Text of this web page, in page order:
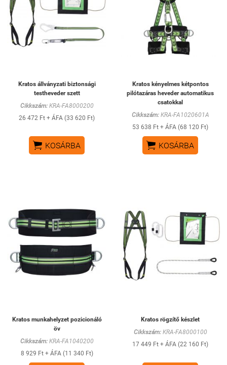
Kratos állványzati biztonsági
testheveder szett
Cikkszám:KRA-FA8000200
26 472 Ft + ÁFA (33 620 Ft)
 KOSÁRBA
Kratos kényelmes kétpontos
pilótazáras heveder automatikus
csatokkal
Cikkszám:KRA-FA1020601A
53 638 Ft + ÁFA (68 120 Ft)
 KOSÁRBA
Kratos munkahelyzet pozicionáló
öv
Cikkszám:KRA-FA1040200
8 929 Ft + ÁFA (11 340 Ft)
Kratos rögzítő készlet
Cikkszám:KRA-FA8000100
17 449 Ft + ÁFA (22 160 Ft)